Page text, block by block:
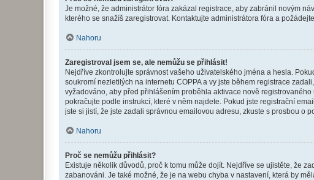
Je možné, že administrátor fóra zakázal registrace, aby zabránil novým
kterého se snažíš zaregistrovat. Kontaktujte administrátora fóra a
Nahoru
Zaregistroval jsem se, ale nemůžu se přihlásit!
Nejdříve zkontrolujte správnost vašeho uživatelského jména a hesla.
soukromí nezletilých na internetu COPPA a vy jste během registrace
vyžadováno, aby před přihlášením proběhla aktivace nově
pokračujte podle instrukcí, které v něm najdete. Pokud jste registrační
jste si jistí, že jste zadali správnou emailovou adresu, zkuste s prosbou o
Nahoru
Proč se nemůžu přihlásit?
Existuje několik důvodů, proč k tomu může dojít. Nejdříve se ujistěte, že
zabanováni. Je také možné, že je na webu chyba v nastavení, která by